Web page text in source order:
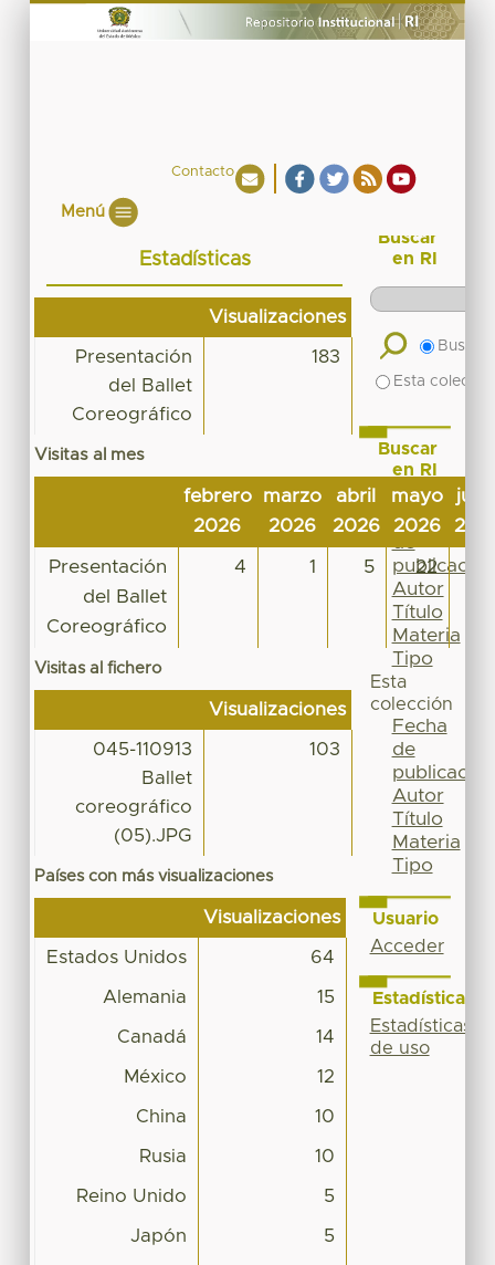
Contacto
Menú
Estadísticas
Visualizaciones
Presentación
del Ballet
Coreográfico
183
Visitas al mes
febrero
2026
marzo
2026
abril
2026
mayo
2026
Presentación
del Ballet
Coreográfico
4 1 5 22
Visitas al fichero
Visualizaciones
045-110913
Ballet
coreográfico
(05).JPG
103
Países con más visualizaciones
Visualizaciones
Estados Unidos 64
Alemania 15
Canadá 14
México 12
China 10
Rusia 10
Reino Unido 5
Japón 5
Buscar
en RI
Buscar
Esta
Buscar
en RI
Por
Fecha
de
publicación
Autor
Título
Materia
Tipo
Esta
colección
Fecha
de
publicación
Autor
Título
Materia
Tipo
Usuario
Acceder
Estadísticas
Estadísticas
de uso